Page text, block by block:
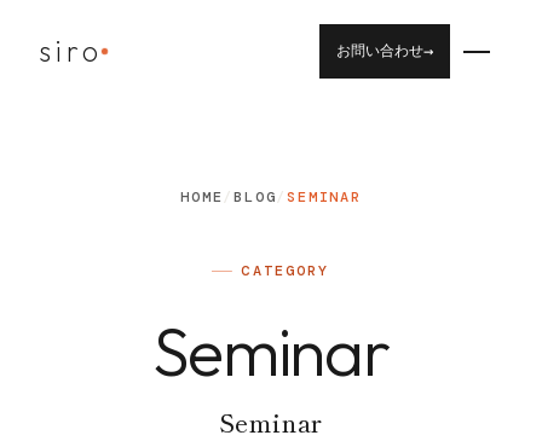
siro お問い合わせ→
HOME /BLOG/SEMINAR
CATEGORY
Seminar
Seminar